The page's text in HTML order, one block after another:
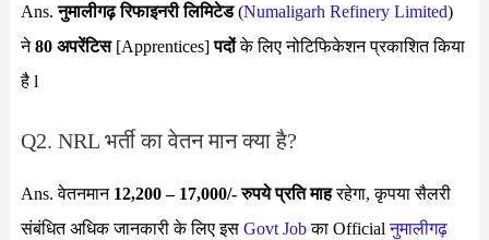
Ans.नुमालीगढ़ रिफाइनरी लिमिटेड(Numaligarh Refinery Limited)
ने80 अपरेंटिस[Apprentices]पदोंके लिए नोटिफिकेशन प्रकाशित किया
है l
Q2. NRL भर्ती का वेतन मान क्या है?
Ans. वेतनमान 12,200 – 17,000/- रुपये प्रति माहरहेगा, कृपया सैलरी
संबंधित अधिक जानकारी के लिए इस Govt Jobका Officialनुमालीगढ़